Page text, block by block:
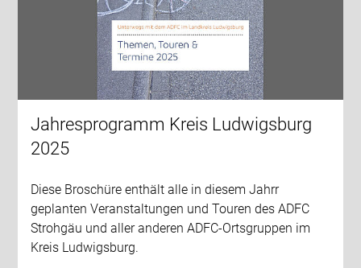
Jahresprogramm Kreis Ludwigsburg
2025
Diese Broschüre enthält alle in diesem Jahrr
geplanten Veranstaltungen und Touren des ADFC
Strohgäu und aller anderen ADFC-Ortsgruppen im
Kreis Ludwigsburg.